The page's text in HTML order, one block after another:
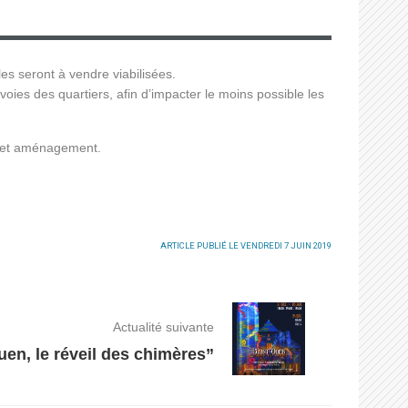
seront à vendre viabilisées.
des quartiers, afin d’impacter le moins possible les
aménagement.
ARTICLE PUBLIÉ LE VENDREDI 7 JUIN 2019
Actualité suivante
le réveil des chimères”